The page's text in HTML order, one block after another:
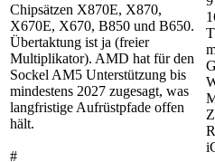
Chipsätzen X870E, X870,
X670E, X670, B850 und B650.
Übertaktung ist ja (freier
Multiplikator). AMD hat für den
Sockel AM5 Unterstützung bis
mindestens 2027 zugesagt, was
langfristige Aufrüstpfade offen
hält.
#